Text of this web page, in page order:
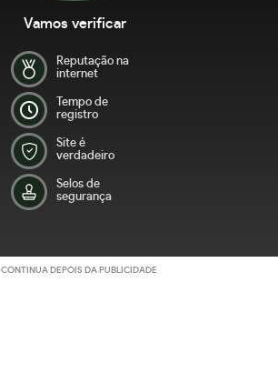
Vamos verificar
Reputação na
internet
Tempo de
registro
Site é
verdadeiro
Selos de
segurança
CONTINUA DEPOIS DA PUBLICIDADE